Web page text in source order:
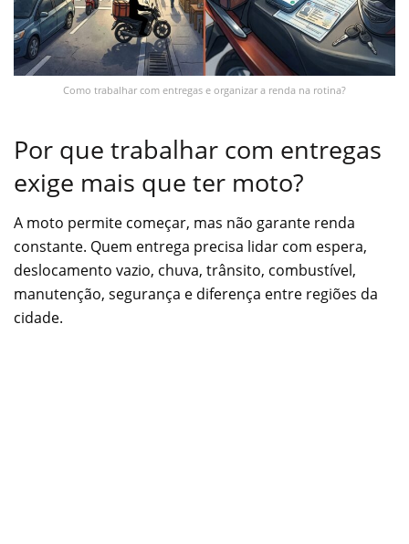
Como trabalhar com entregas e organizar a renda na rotina?
Por que trabalhar com entregas
exige mais que ter moto?
A moto permite começar, mas não garante renda
constante. Quem entrega precisa lidar com espera,
deslocamento vazio, chuva, trânsito, combustível,
manutenção, segurança e diferença entre regiões da
cidade.